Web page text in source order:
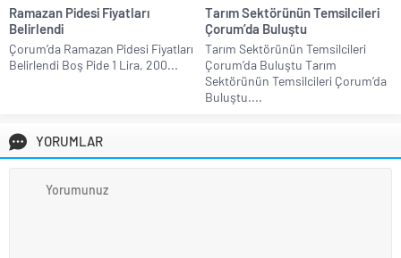
Ramazan Pidesi Fiyatları
Belirlendi
Çorum’da Ramazan Pidesi Fiyatları
Belirlendi Boş Pide 1 Lira, 200...
Tarım Sektörünün Temsilcileri
Çorum’da Buluştu
Tarım Sektörünün Temsilcileri
Çorum’da Buluştu Tarım
Sektörünün Temsilcileri Çorum’da
Buluştu....
YORUMLAR